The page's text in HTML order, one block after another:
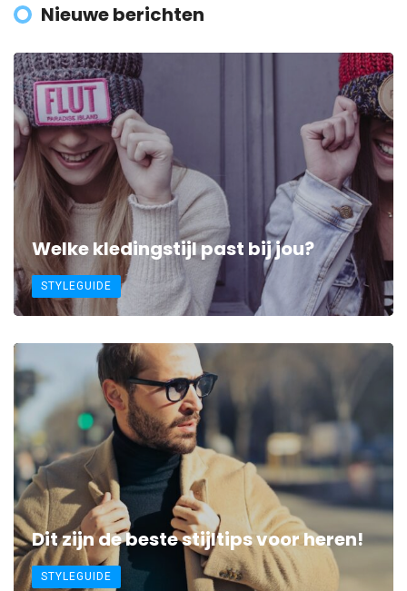
Nieuwe berichten
STYLEGUIDE
Welke kledingstijl past bij jou?
STYLEGUIDE
Dit zijn de beste stijltips voor heren!